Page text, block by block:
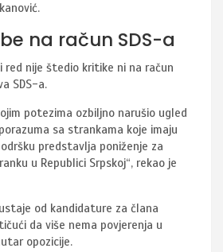
na račun SDS-a
red nije štedio kritike ni na račun
SDS-a.
potezima ozbiljno narušio ugled
sa strankama koje imaju
predstavlja poniženje za
u Republici Srpskoj“, rekao je
od kandidature za člana
da više nema povjerenja u
opozicije.